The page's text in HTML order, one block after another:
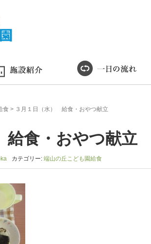
食 > ３月１日（水） 給食・おやつ献立
食・おやつ献立
カテゴリー: 端山の丘こども園給食